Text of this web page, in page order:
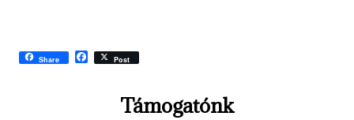
Share F
a Post
Támogatónk